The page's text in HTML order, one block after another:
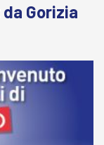
Gorizia